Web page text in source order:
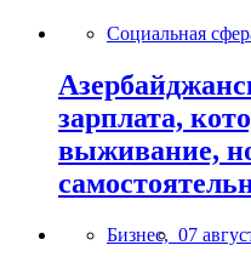
Социальная
зарплата,
выживание,
Бизнес, 07